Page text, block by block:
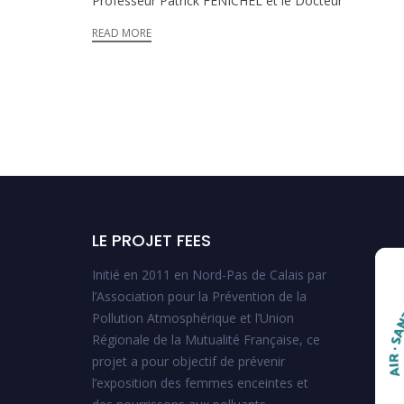
READ MORE
LE PROJET FEES
Initié en 2011 en Nord-Pas de Calais par
l’Association pour la Prévention de la
Pollution Atmosphérique et l’Union
Régionale de la Mutualité Française, ce
projet a pour objectif de prévenir
l’exposition des femmes enceintes et